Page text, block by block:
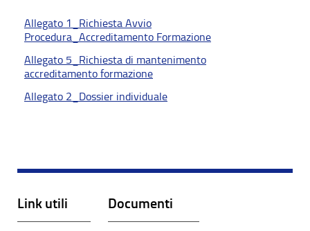
Allegato 1_Richiesta Avvio
Procedura_Accreditamento Formazione
Allegato 5_Richiesta di mantenimento
accreditamento formazione
Allegato 2_Dossier individuale
Link utili Documenti